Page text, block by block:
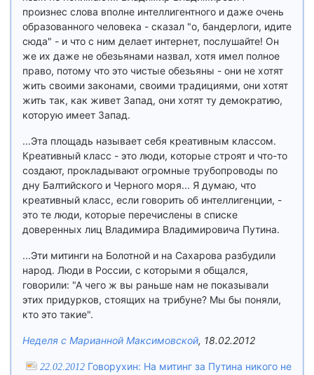
произнес слова вполне интеллигентного и даже очень
образованного человека - сказал "о, бандерлоги, идите
сюда" - и что с ним делает интернет, послушайте! Он
же их даже не обезьянами назвал, хотя имел полное
право, потому что это чистые обезьяны - они не хотят
жить своими законами, своими традициями, они хотят
жить так, как живет Запад, они хотят ту демократию,
которую имеет Запад.
...Эта площадь называет себя креативным классом.
Креативный класс - это люди, которые строят и что-то
создают, прокладывают огромные трубопроводы по
дну Балтийского и Черного моря... Я думаю, что
креативный класс, если говорить об интеллигенции, -
это те люди, которые перечислены в списке
доверенных лиц Владимира Владимировича Путина.
...Эти митинги на Болотной и на Сахарова разбудили
народ. Люди в России, с которыми я общался,
говорили: "А чего ж вы раньше нам не показывали
этих придурков, стоящих на трибуне? Мы бы поняли,
кто это такие".
Неделя с Марианной Максимовской, 18.02.2012
22.02.2012 Говорухин: На митинг за Путина никого не